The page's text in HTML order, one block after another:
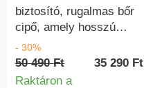
biztosító, rugalmas bőr
cipő, amely hosszú
séták során is
kényelmes. Kiváló
minőségű valódi bőrből.
- 30%
50 490 Ft
35 290 Ft
Raktáron a